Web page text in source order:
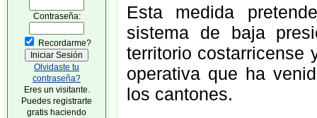
Contraseña:
Recordarme?
Olvidaste tu
contraseña?
Eres un visitante.
Puedes registrarte
gratis haciendo
Esta medida
sistema de baja
territorio costarricense
operativa que ha
los cantones.